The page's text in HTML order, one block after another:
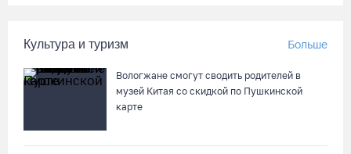
В Тотемском округе построили три дома для работников села
06.08.26 / 16:12
06.08.26 / 15:42
Культура и туризм Больше
Вологжане смогут сводить родителей в
музей Китая со скидкой по Пушкинской
карте